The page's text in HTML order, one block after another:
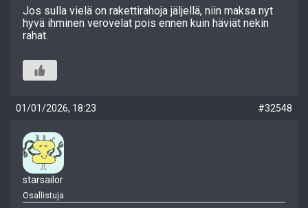
Jos sulla vielä on rakettirahoja jäljellä, niin maksa nyt
hyvä ihminen verovelat pois ennen kuin häviät nekin
rahat.
01/01/2026, 18:23 #32548
starsailor
Osallistuja